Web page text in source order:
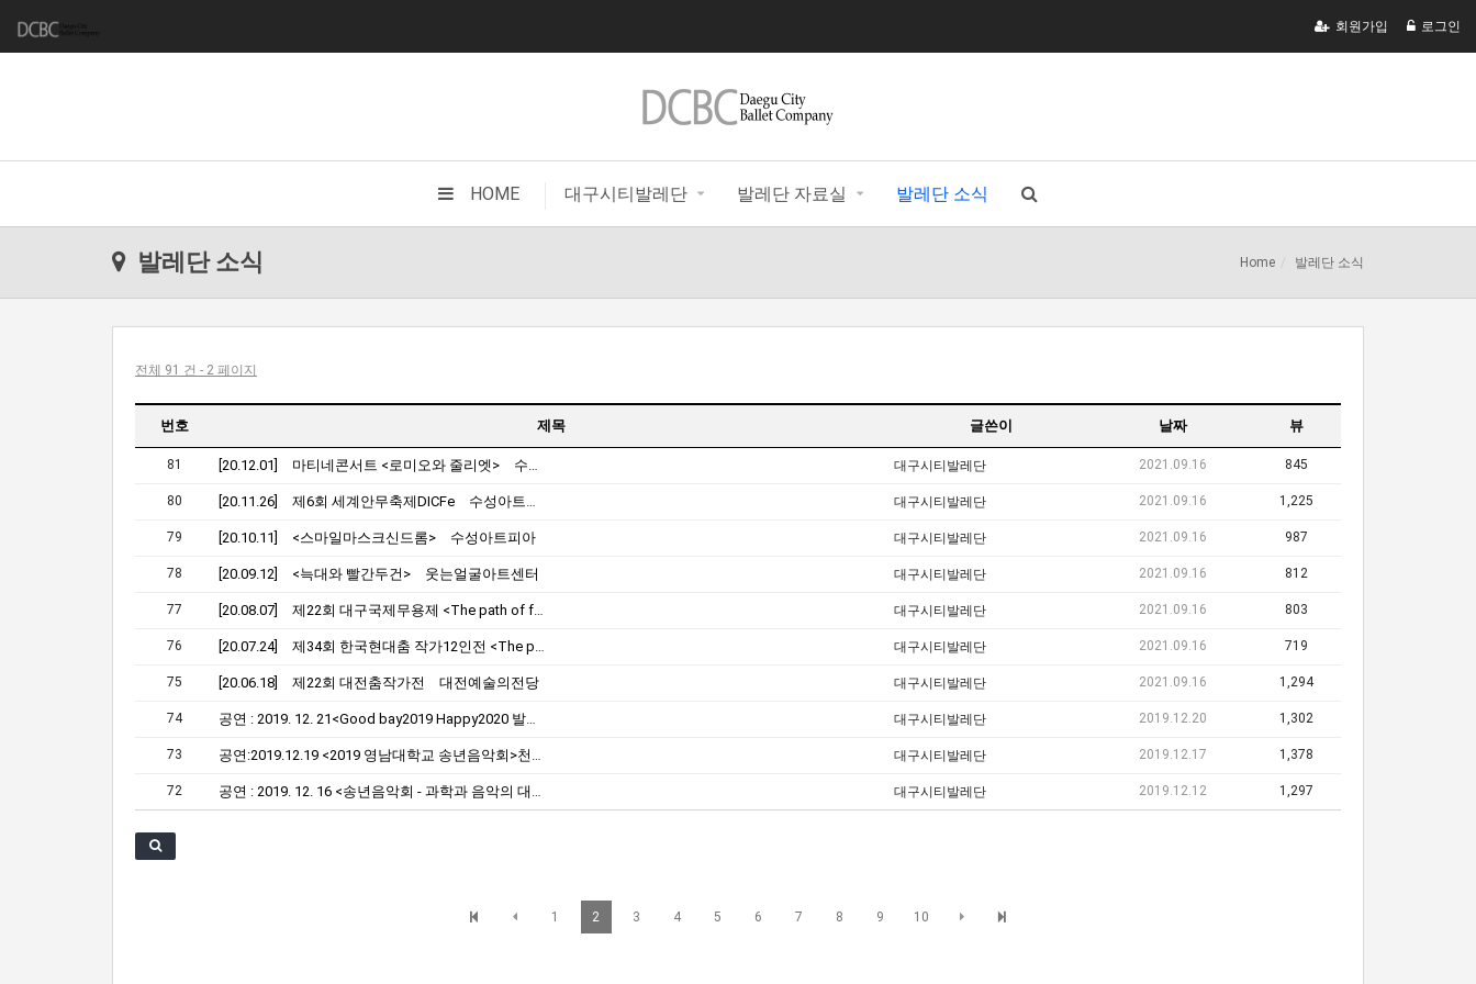
회원가입 로그인
HOME 대구시티발레단 발레단 자료실 발레단 소식
발레단 소식 Home 발레단 소식
전체 91 건 - 2 페이지
번호 제목 글쓴이 날짜 뷰
81 [20.12.01] 마티네콘서트 <로미오와 줄리엣> 수성아트피아 대구시티발레단 2021.09.16 845
80 [20.11.26] 제6회 세계안무축제DICFe 수성아트피아 대구시티발레단 2021.09.16 1,225
79 [20.10.11] <스마일마스크신드롬> 수성아트피아 대구시티발레단 2021.09.16 987
78 [20.09.12] <늑대와 빨간두건> 웃는얼굴아트센터 대구시티발레단 2021.09.16 812
77 [20.08.07] 제22회 대구국제무용제 <The path of fate> 대구문화예술회관 대구시티발레단 2021.09.16 803
76 [20.07.24] 제34회 한국현대춤 작가12인전 <The path of fate> 유니버설아트센터 대구시티발레단 2021.09.16 719
75 [20.06.18] 제22회 대전춤작가전 대전예술의전당 대구시티발레단 2021.09.16 1,294
74 공연 : 2019. 12. 21<Good bay2019 Happy2020 발레(동물의 사육제)갈라콘서트> 대구미술관 대구시티발레단 2019.12.20 1,302
73 공연:2019.12.19 <2019 영남대학교 송년음악회>천마아트센터 챔버홀 대구시티발레단 2019.12.17 1,378
72 공연 : 2019. 12. 16 <송년음악회 - 과학과 음악의 대화> 대구경북과학기술원 컨벤션홀 대구시티발레단 2019.12.12 1,297
1 2 3 4 5 6 7 8 9 10